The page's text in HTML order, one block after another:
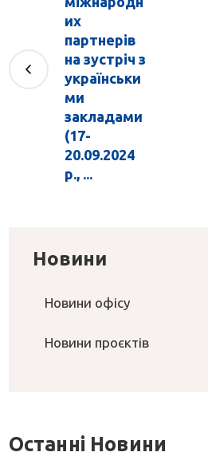
их
партнерів
на зустріч з
українськи
ми
закладами
(17-
20.09.2024
р., ...
Новини
Новини офісу
Новини проєктів
Останні Новини